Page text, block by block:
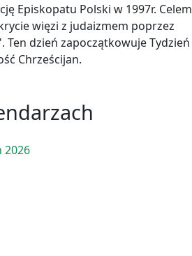
Episkopatu Polski w 1997r. Celem
więzi z judaizmem poprzez
Ten dzień zapoczątkowuje Tydzień
Chrześcijan.
2026